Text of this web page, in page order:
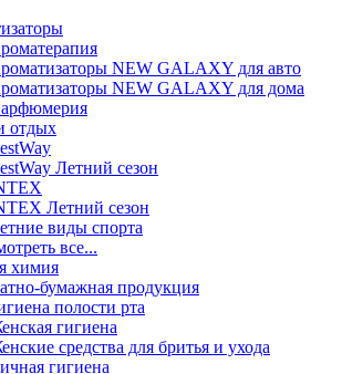
NEW GALAXY для авто
NEW GALAXY для дома
отдых
Летний сезон
Летний сезон
виды спорта
все...
химия
бумажная продукция
полости рта
гигиена
средства для бритья и ухода
гигиена